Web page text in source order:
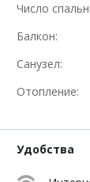
Число
Балкон:
Санузел:
Отопление:
Удобства